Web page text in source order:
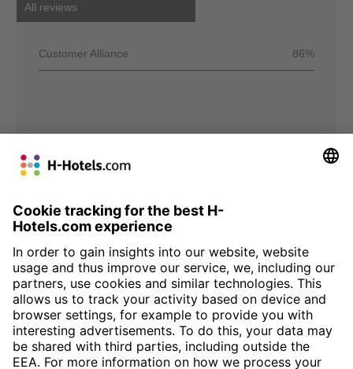
All reviews
Customer Alliance 86%